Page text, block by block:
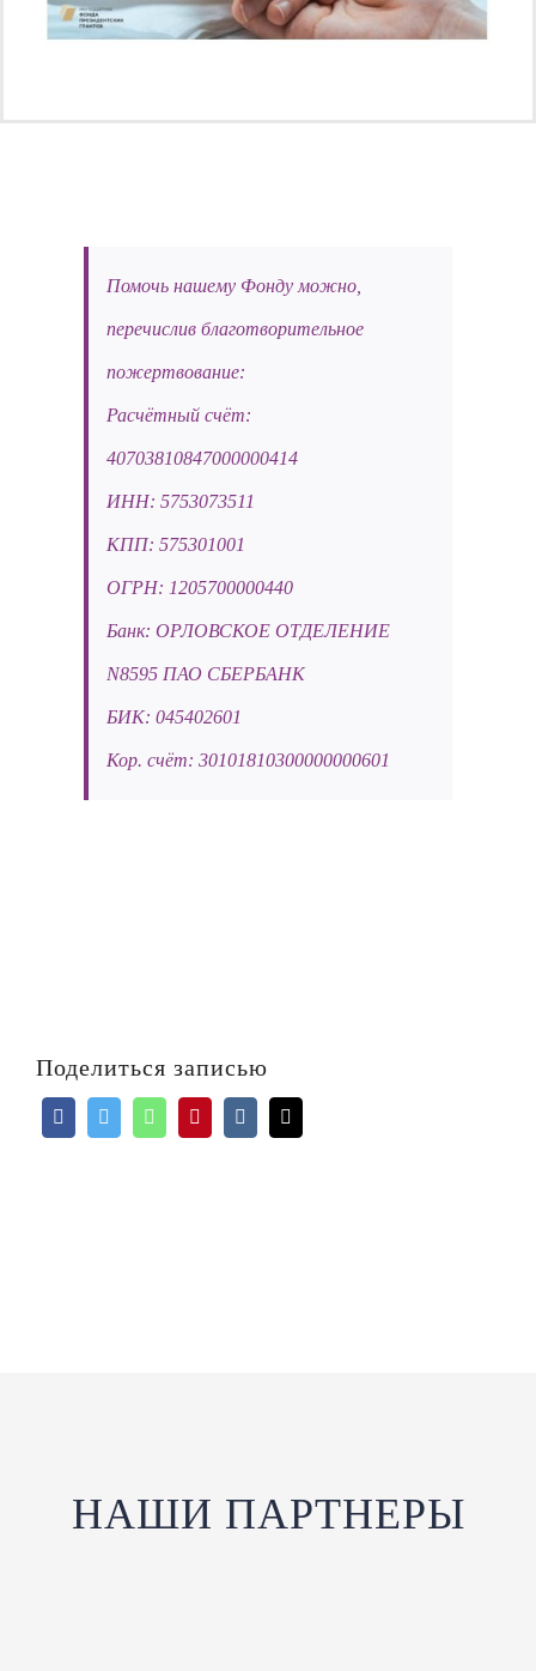
Помочь нашему Фонду можно,
перечислив благотворительное
пожертвование:
Расчётный счёт:
40703810847000000414
ИНН: 5753073511
КПП: 575301001
ОГРН: 1205700000440
Банк: ОРЛОВСКОЕ ОТДЕЛЕНИЕ
N8595 ПАО СБЕРБАНК
БИК: 045402601
Кор. счёт: 30101810300000000601
Поделиться записью
НАШИ ПАРТНЕРЫ